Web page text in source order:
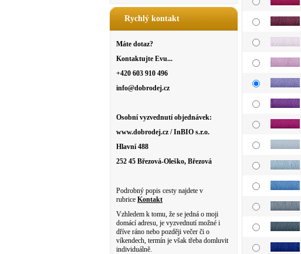
Rychlý kontakt
Máte dotaz?
Kontaktujte Evu...
+420 603 910 496
info@dobrodej.cz
Osobní vyzvednutí objednávek:
www.dobrodej.cz / InBIO s.r.o.
Hlavní 488
252 45 Březová-Oleško, Březová
Podrobný popis cesty najdete v
rubrice Kontakt
Vzhledem k tomu, že se jedná o moji
domácí adresu, je vyzvednutí možné i
dříve ráno nebo později večer či o
víkendech, termín je však třeba domluvit
individuálně.